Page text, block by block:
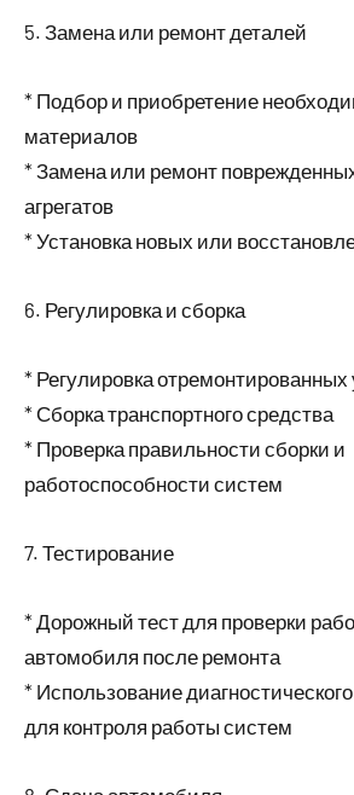
5. Замена или ремонт деталей
* Подбор и приобретение
материалов
* Замена или ремонт
агрегатов
* Установка новых или
6. Регулировка и сборка
* Регулировка отремонтированных
* Сборка транспортного средства
* Проверка правильности сборки и
работоспособности систем
7. Тестирование
* Дорожный тест для проверки
автомобиля после ремонта
* Использование
для контроля работы систем